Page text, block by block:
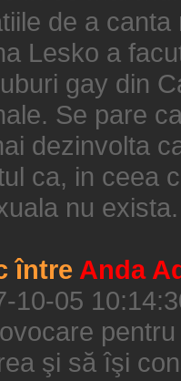
de a
Lesko a
gay din
Se pare
dezinvolta
ca, in ceea
nu
între Anda
10-05
şi să îşi